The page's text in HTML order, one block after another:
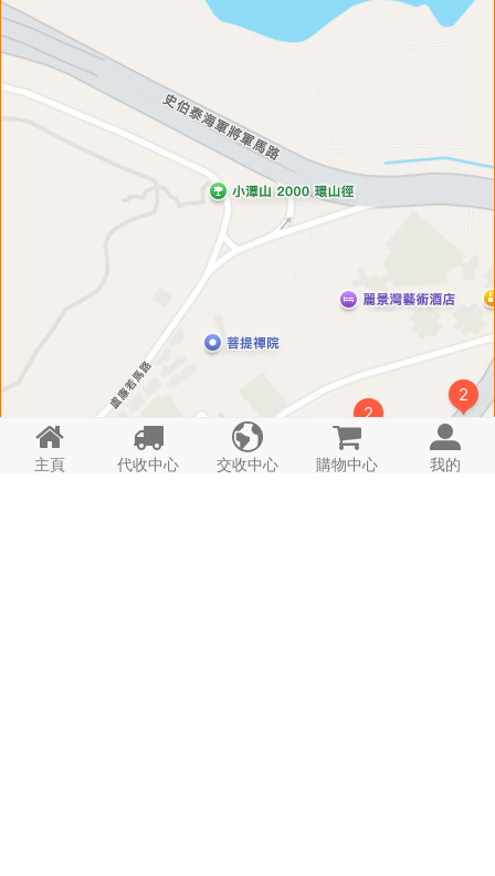

主頁

代收中心

交收中心

購物中心

我的